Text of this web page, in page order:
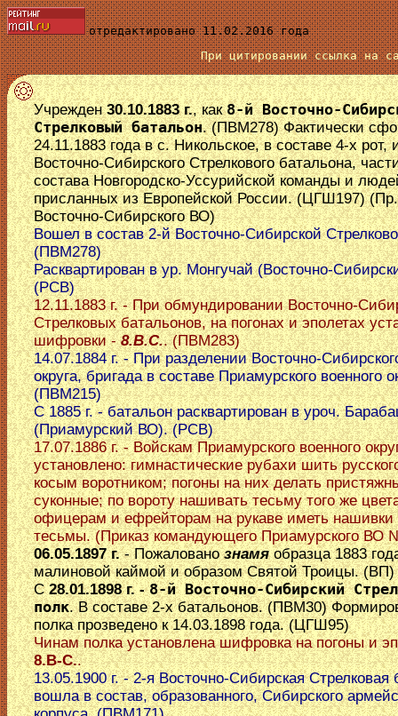
отредактировано 11.02.2016 года
При цитировании ссылка на
Учрежден30.10.1883 г., как8-й Восточно-
Стрелковый батальон. (ПВМ278) Фактически
24.11.1883 года в с. Никольское, в составе 4-х рот,
Восточно-Сибирского Стрелкового батальона,
состава Новгородско-Уссурийской команды и
присланных из Европейской России. (ЦГШ197)
Восточно-Сибирского ВО)
Вошел в состав 2-й Восточно-Сибирской
(ПВМ278)
Расквартирован в ур. Монгучай (Восточно-
(РСВ)
12.11.1883 г. - При обмундировании Восточно-
Стрелковых батальонов, на погонах и эполетах
шифровки -8.В.С.. (ПВМ283)
14.07.1884 г. - При разделении Восточно-
округа, бригада в составе Приамурского военного
(ПВМ215)
С 1885 г. - батальон расквартирован в уроч.
(Приамурский ВО). (РСВ)
17.07.1886 г. - Войскам Приамурского военного
установлено: гимнастические рубахи шить
косым воротником; погоны на них делать
суконные; по вороту нашивать тесьму того же
офицерам и ефрейторам на рукаве иметь нашивки
тесьмы. (Приказ командующего Приамурского ВО
06.05.1897 г.- Пожалованознамяобразца 1883
малиновой каймой и образом Святой Троицы. (ВП)
С28.01.1898 г. -8-й Восточно-Сибирский
полк. В составе 2-х батальонов. (ПВМ30)
полка прозведено к 14.03.1898 года. (ЦГШ95)
Чинам полка установлена шифровка на погоны и
8.В-С..
13.05.1900 г. - 2-я Восточно-Сибирская Стрелковая
вошла в состав, образованного, Сибирского